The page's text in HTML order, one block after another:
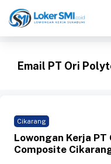
ke
Email PT Ori
Cikarang
Lowongan Kerja
Composite